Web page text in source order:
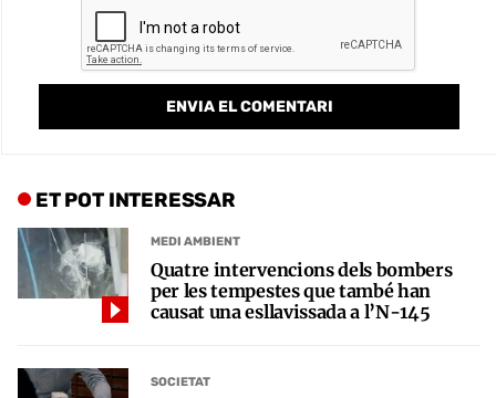
ET POT INTERESSAR
MEDI AMBIENT
Quatre intervencions dels bombers
per les tempestes que també han
causat una esllavissada a l’N-145
SOCIETAT